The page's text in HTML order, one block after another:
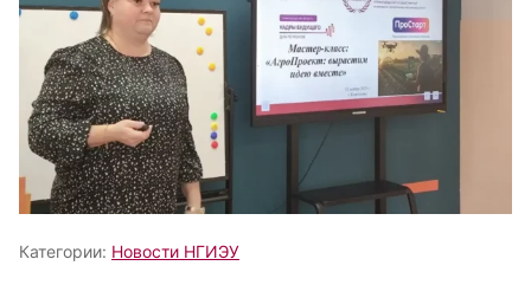
Категории: Новости НГИЭУ